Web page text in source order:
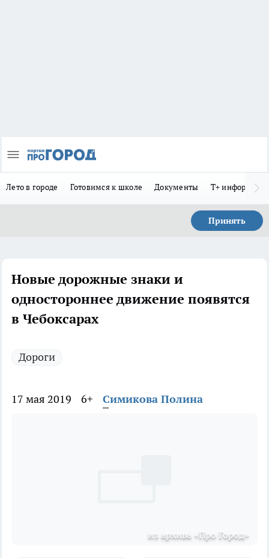
Лето в городе Готовимся к школе Документы Т+
Принять
Новые дорожные знаки и
одностороннее движение появятся
в Чебоксарах
Дороги
17 мая 2019 6+ Симикова Полина
из архива «Про Город»